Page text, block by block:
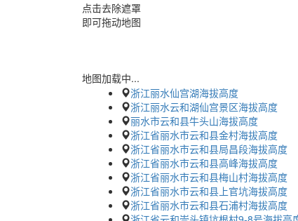
点击去除遮罩
即可拖动地图
地图加载中...
浙江丽水仙宫湖海拔高度
浙江丽水云和湖仙宫景区海拔高度
丽水市云和县牛头山海拔高度
浙江省丽水市云和县金村海拔高度
浙江省丽水市云和县局昌段海拔高度
浙江省丽水市云和县高峰海拔高度
浙江省丽水市云和县梅山村海拔高度
浙江省丽水市云和县上官坑海拔高度
浙江省丽水市云和县石浦村海拔高度